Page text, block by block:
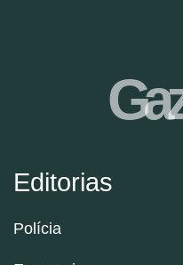
Editorias
Polícia